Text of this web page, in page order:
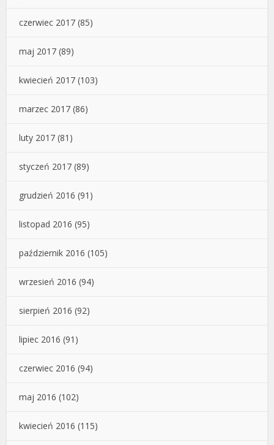
czerwiec 2017 (85)
maj 2017 (89)
kwiecień 2017 (103)
marzec 2017 (86)
luty 2017 (81)
styczeń 2017 (89)
grudzień 2016 (91)
listopad 2016 (95)
październik 2016 (105)
wrzesień 2016 (94)
sierpień 2016 (92)
lipiec 2016 (91)
czerwiec 2016 (94)
maj 2016 (102)
kwiecień 2016 (115)